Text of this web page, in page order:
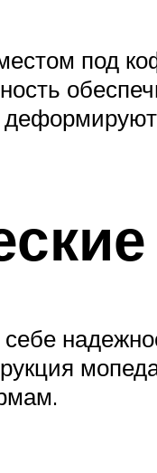
под